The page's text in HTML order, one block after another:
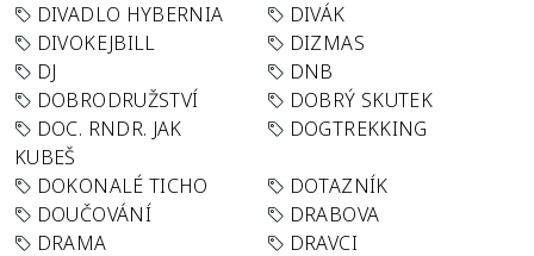
DIVADLO HYBERNIA
DIVÁK
DIVOKEJBILL
DIZMAS
DJ
DNB
DOBRODRUŽSTVÍ
DOBRÝ SKUTEK
DOC. RNDR. JAK
KUBEŠ
DOGTREKKING
DOKONALÉ TICHO
DOTAZNÍK
DOUČOVÁNÍ
DRABOVA
DRAMA
DRAVCI